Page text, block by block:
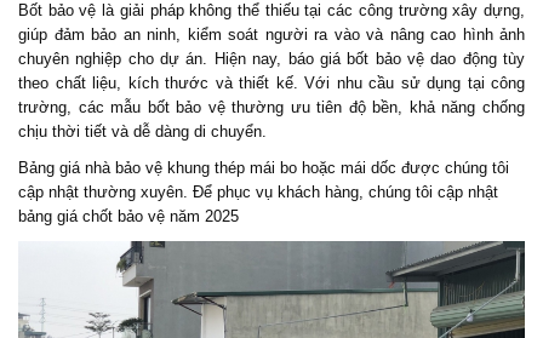
Bốt bảo vệ là giải pháp không thể thiếu tại các công trường xây dựng,
giúp đảm bảo an ninh, kiểm soát người ra vào và nâng cao hình ảnh
chuyên nghiệp cho dự án. Hiện nay, báo giá bốt bảo vệdao động tùy
theo chất liệu, kích thước và thiết kế. Với nhu cầu sử dụng tại công
trường, các mẫu bốt bảo vệ thường ưu tiên độ bền, khả năng chống
chịu thời tiết và dễ dàng di chuyển.
Bảng giá nhà bảo vệ khung thép mái bo hoặc mái dốc được chúng tôi
cập nhật thường xuyên. Để phục vụ khách hàng, chúng tôi cập nhật
bảng giá chốt bảo vệ năm 2025